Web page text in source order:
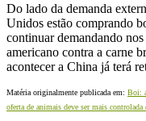
Do lado da demanda
Unidos estão comprando
continuar demandando
americano contra a carne
acontecer a China já terá
Matéria originalmente publicada em: Boi:
oferta de animais deve ser mais controlada